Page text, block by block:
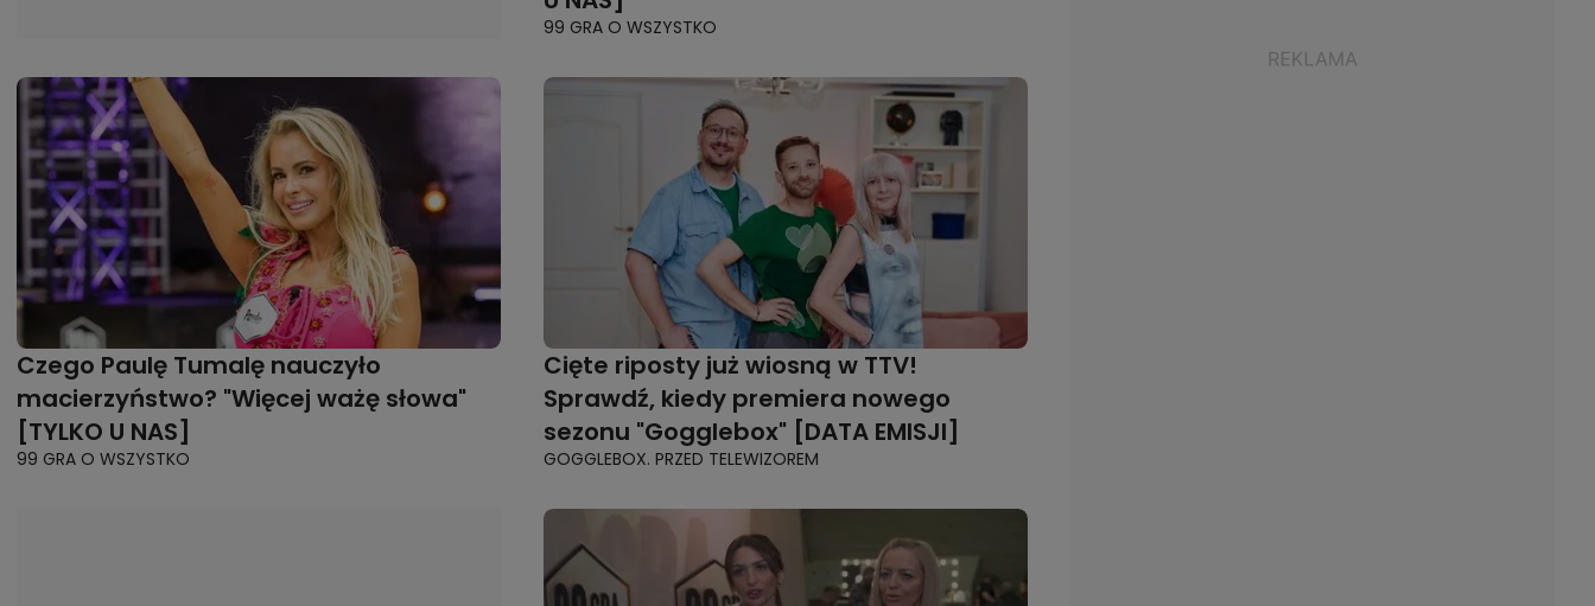
99 GRA O WSZYSTKO
Czego Paulę Tumalę nauczyło
macierzyństwo? "Więcej ważę słowa"
[TYLKO U NAS]
99 GRA O WSZYSTKO
Cięte riposty już wiosną w TTV!
Sprawdź, kiedy premiera nowego
sezonu "Gogglebox" [DATA EMISJI]
GOGGLEBOX. PRZED TELEWIZOREM